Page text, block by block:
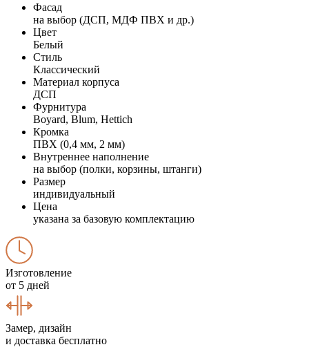
Фасад
на выбор (ДСП, МДФ ПВХ и др.)
Цвет
Белый
Стиль
Классический
Материал корпуса
ДСП
Фурнитура
Boyard, Blum, Hettich
Кромка
ПВХ (0,4 мм, 2 мм)
Внутреннее наполнение
на выбор (полки, корзины, штанги)
Размер
индивидуальный
Цена
указана за базовую комплектацию
Изготовление
от 5 дней
Замер, дизайн
и доставка бесплатно